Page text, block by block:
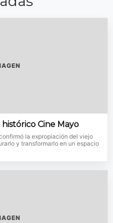
Cine Mayo
la expropiación del viejo
y transformarlo en un espacio